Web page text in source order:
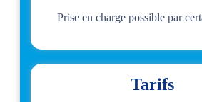
Prise en charge possible par
Tarifs